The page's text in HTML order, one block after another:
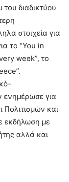
διαδικτύου
στοιχεία για
το “You in
week”, το
ενημέρωσε για
και
εκδήλωση με
αλλά και